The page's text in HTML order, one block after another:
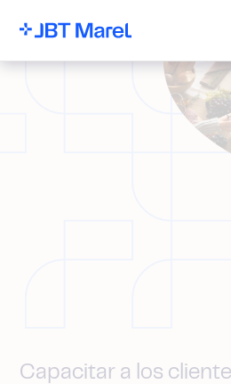
Capacitar a los